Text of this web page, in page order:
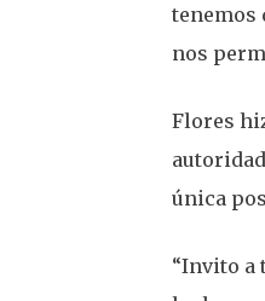
tenemos
nos
Flores
única
“Invito a